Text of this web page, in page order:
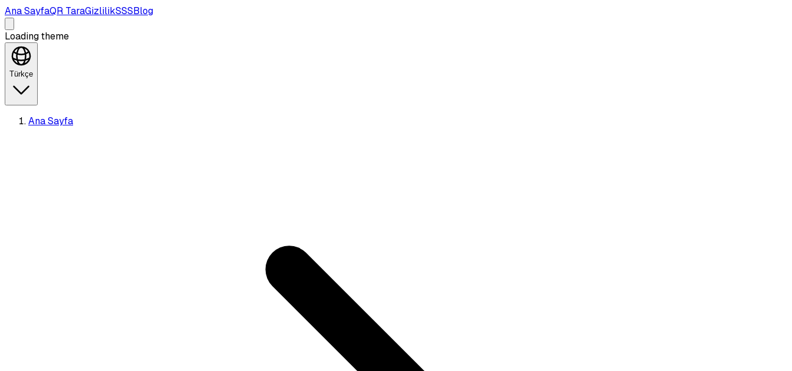
Ana SayfaQR TaraGizlilikSSSBlog
Loading theme
Türkçe
Ana Sayfa